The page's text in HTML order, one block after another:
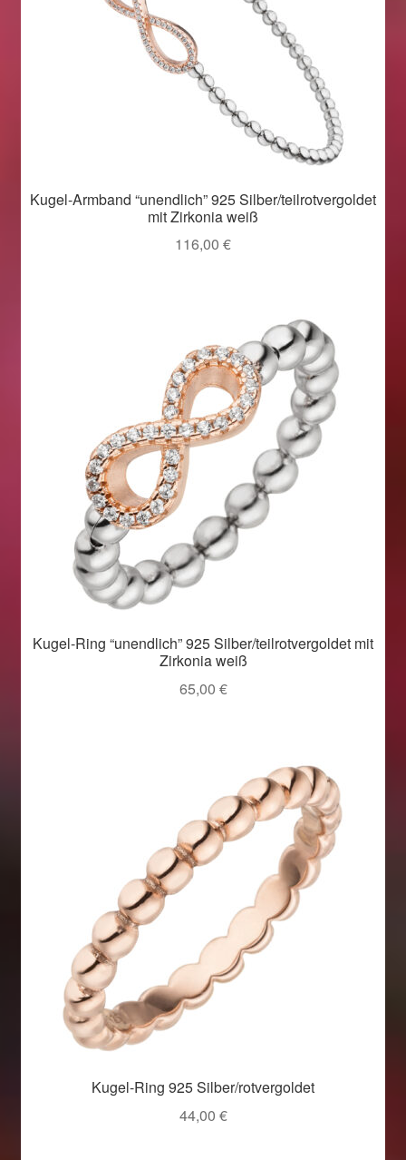
Kugel-Armband “unendlich” 925 Silber/teilrotvergoldet
mit Zirkonia weiß
116,00 €
Kugel-Ring “unendlich” 925 Silber/teilrotvergoldet mit
Zirkonia weiß
65,00 €
Kugel-Ring 925 Silber/rotvergoldet
44,00 €